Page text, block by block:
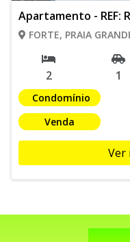
Apartamento - REF:
FORTE, PRAIA
2 1
Condomínio
Venda
Ver